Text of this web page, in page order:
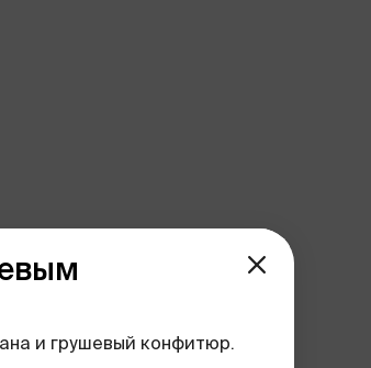
и грушевый конфитюр.